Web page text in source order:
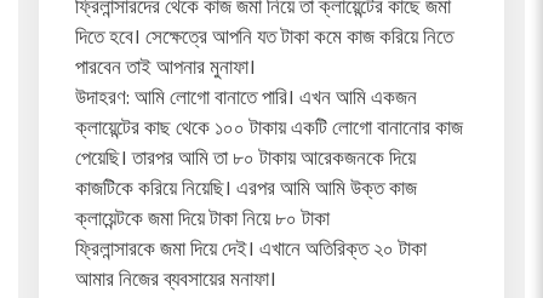
ফ্রিলান্সারদের থেকে কাজ জমা নিয়ে তা ক্লায়েন্টের কাছে জমা
দিতে হবে। সেক্ষেত্রে আপনি যত টাকা কমে কাজ করিয়ে নিতে
পারবেন তাই আপনার মুনাফা।
উদাহরণ: আমি লোগো বানাতে পারি। এখন আমি একজন
ক্লায়েন্টের কাছ থেকে ১০০ টাকায় একটি লোগো বানানোর কাজ
পেয়েছি। তারপর আমি তা ৮০ টাকায় আরেকজনকে দিয়ে
কাজটিকে করিয়ে নিয়েছি। এরপর আমি আমি উক্ত কাজ
ক্লায়েন্টকে জমা দিয়ে টাকা নিয়ে ৮০ টাকা
ফ্রিলান্সারকে জমা দিয়ে দেই। এখানে অতিরিক্ত ২০ টাকা
আমার নিজের ব্যবসায়ের মনাফা।